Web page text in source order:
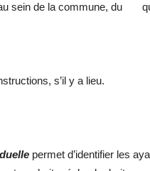
sein de la commune, du
s’il y a lieu.
permet d’identifier les